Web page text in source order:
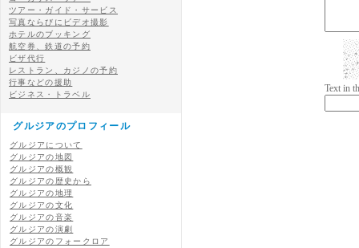
ツアー・ガイド・サービス
写真ならびにビデオ撮影
ホテルのブッキング
航空券、鉄道の予約
ビザ代行
レストラン、カジノの予約
行事などの援助
ビジネス・トラベル
グルジアのプロフィール
グルジアについて
グルジアの地図
グルジアの概観
グルジアの歴史から
グルジアの地理
グルジアの文化
グルジアの音楽
グルジアの演劇
グルジアのフォークロア
Text in